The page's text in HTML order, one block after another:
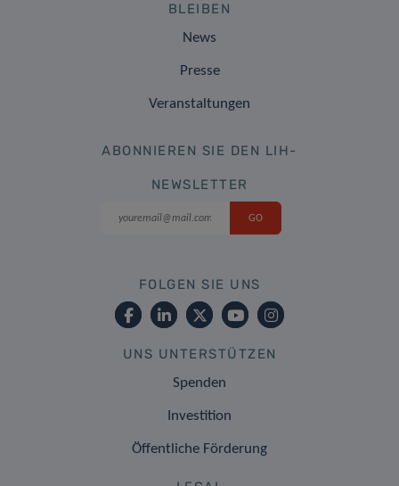
BLEIBEN
News
Presse
Veranstaltungen
ABONNIEREN SIE DEN LIH-
NEWSLETTER
FOLGEN SIE UNS
UNS UNTERSTÜTZEN
Spenden
Investition
Öffentliche Förderung